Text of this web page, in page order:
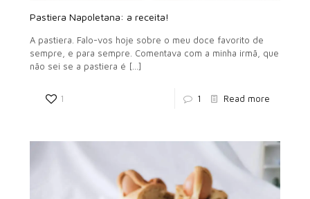
Pastiera Napoletana: a receita!
A pastiera. Falo-vos hoje sobre o meu doce favorito de
sempre, e para sempre. Comentava com a minha irmã, que
não sei se a pastiera é […]
1 1 Read more